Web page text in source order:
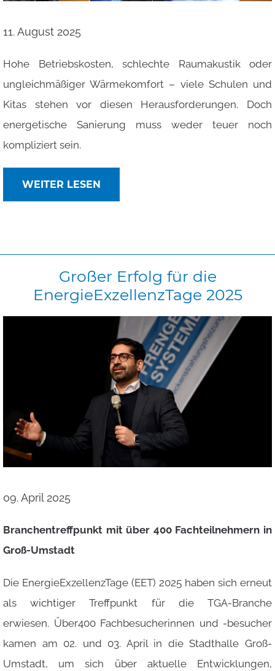
11. August 2025
Hohe Betriebskosten, schlechte Raumakustik oder
ungleichmäßiger Wärmekomfort – viele Schulen und
Kitas stehen vor diesen Herausforderungen. Doch
energetische Sanierung muss weder teuer noch
kompliziert sein.
WEITER LESEN
Großer Erfolg für die
EnergieExzellenzTage 2025
09. April 2025
Branchentreffpunkt mit über 400 Fachteilnehmern in
Groß-Umstadt
Die EnergieExzellenzTage (EET) 2025 haben sich erneut
als wichtiger Treffpunkt für die TGA-Branche
erwiesen. Über400 Fachbesucherinnen und -besucher
kamen am 02. und 03. April in die Stadthalle Groß-
Umstadt, um sich über aktuelle Entwicklungen,